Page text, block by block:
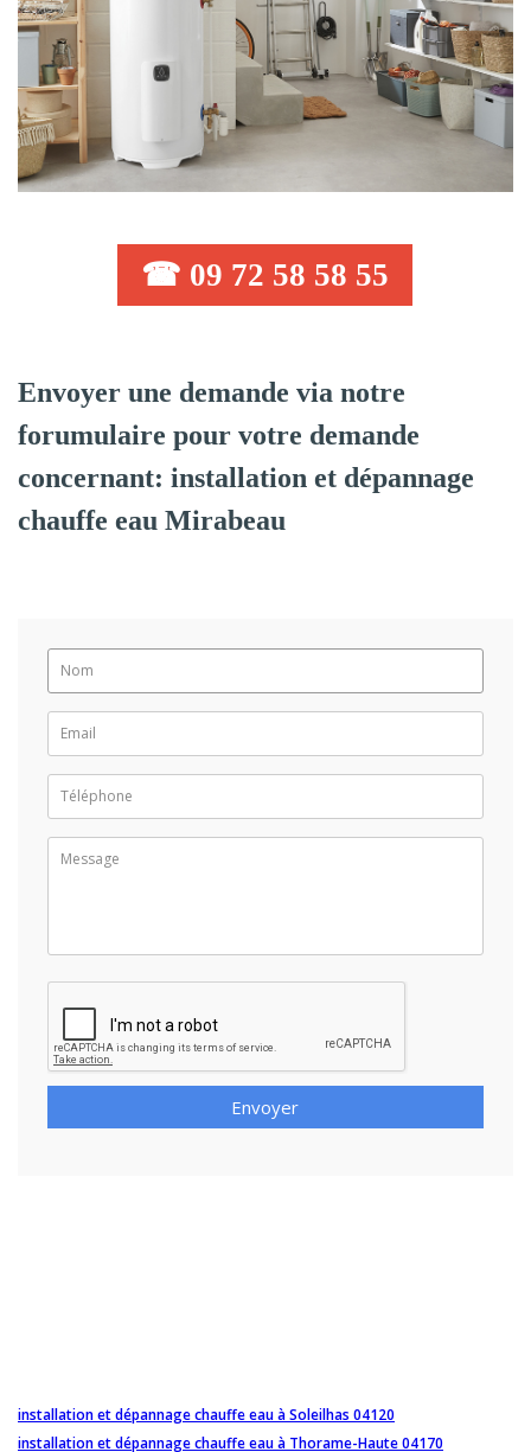
☎ 09 72 58 58 55
Envoyer une demande via notre
forumulaire pour votre demande
concernant: installation et dépannage
chauffe eau Mirabeau
Envoyer
installation et dépannage chauffe eau à Soleilhas 04120
installation et dépannage chauffe eau à Thorame-Haute 04170